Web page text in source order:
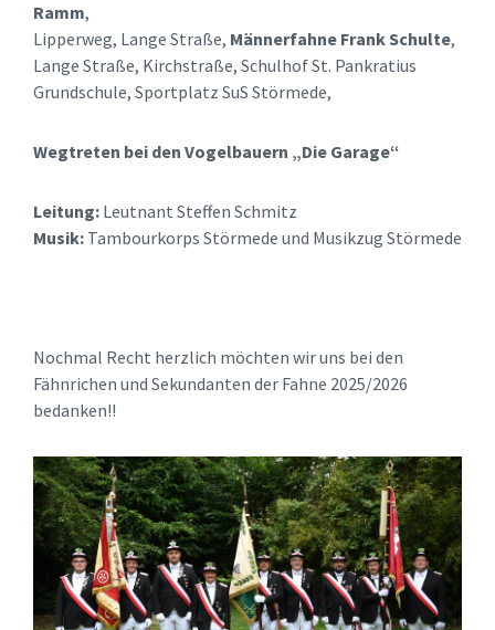
Ramm,
Lipperweg, Lange Straße, Männerfahne Frank Schulte,
Lange Straße, Kirchstraße, Schulhof St. Pankratius
Grundschule, Sportplatz SuS Störmede,
Wegtreten bei den Vogelbauern „Die Garage“
Leitung: Leutnant Steffen Schmitz
Musik: Tambourkorps Störmede und Musikzug Störmede
Nochmal Recht herzlich möchten wir uns bei den
Fähnrichen und Sekundanten der Fahne 2025/2026
bedanken!!